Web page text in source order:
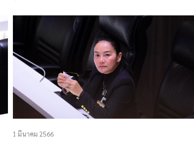
1 มีนาคม 2566